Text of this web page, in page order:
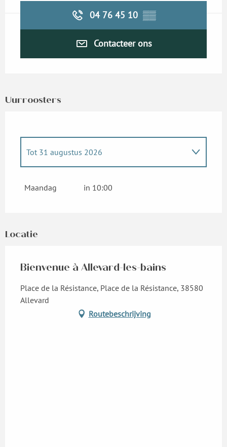
04 76 45 10 ▒▒
Contacteer ons
Uurroosters
Maandag 8 juni 2026
Maandag 22 juni 2026
Tot 31 augustus 2026
Maandag 21 september 2026
Maandag in 10:00
Locatie
Bienvenue à Allevard-les-bains
Place de la Résistance, Place de la Résistance, 38580
Allevard
Routebeschrijving